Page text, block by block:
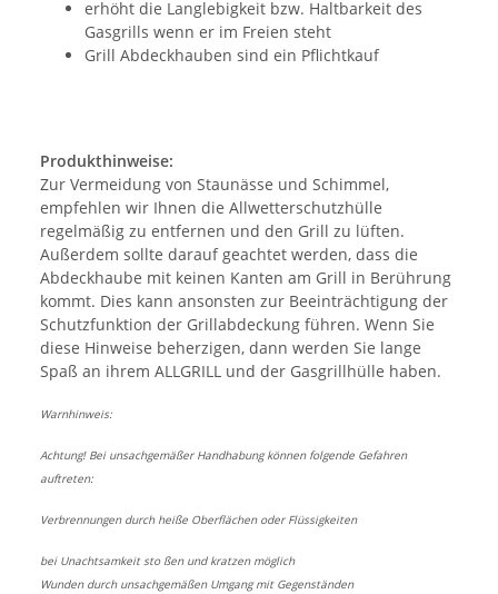
erhöht die Langlebigkeit bzw. Haltbarkeit des
Gasgrills wenn er im Freien steht
Grill Abdeckhauben sind ein Pflichtkauf
Produkthinweise:
Zur Vermeidung von Staunässe und Schimmel,
empfehlen wir Ihnen die Allwetterschutzhülle
regelmäßig zu entfernen und den Grill zu lüften.
Außerdem sollte darauf geachtet werden, dass die
Abdeckhaube mit keinen Kanten am Grill in Berührung
kommt. Dies kann ansonsten zur Beeinträchtigung der
Schutzfunktion der Grillabdeckung führen. Wenn Sie
diese Hinweise beherzigen, dann werden Sie lange
Spaß an ihrem ALLGRILL und der Gasgrillhülle haben.
Warnhinweis:
Achtung! Bei unsachgemäßer Handhabung können folgende Gefahren
auftreten:
Verbrennungen durch heiße Oberflächen oder Flüssigkeiten
bei Unachtsamkeit sto ßen und kratzen möglich
Wunden durch unsachgemäßen Umgang mit Gegenständen